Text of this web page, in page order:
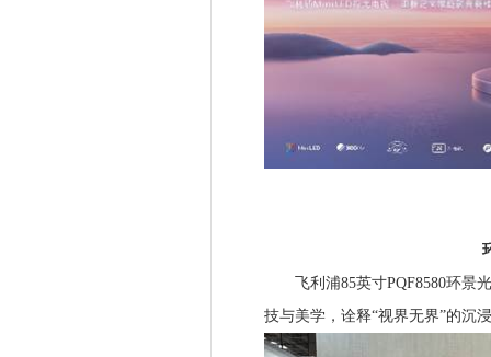
环
飞利浦85英寸PQF8580环景光
技与美学，诠释“视界无界”的沉